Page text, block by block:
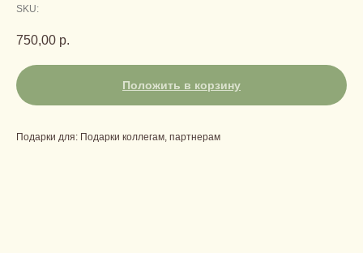
SKU:
750,00 р.
Положить в корзину
Подарки для: Подарки коллегам, партнерам